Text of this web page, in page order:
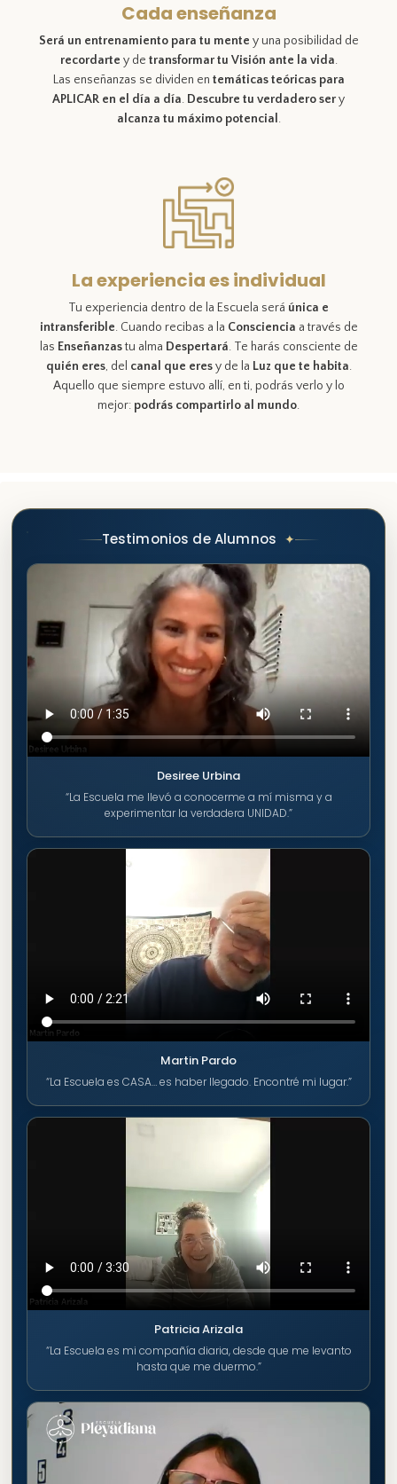
Cada enseñanza
Será un entrenamiento para tu mente y una posibilidad de
recordarte y de transformar tu Visión ante la vida.
Las enseñanzas se dividen en temáticas teóricas para
APLICAR en el día a día. Descubre tu verdadero sery
alcanza tu máximo potencial .
La experiencia es individual
Tu experiencia dentro de la Escuela será única e
intransferible. Cuando recibas a la Consciencia a través de
las Enseñanzastu alma Despertará. Te harás consciente de
quién eres, del canal que eresy de la Luz que te habita.
Aquello que siempre estuvo allí, en ti, podrás verlo y lo
mejor: podrás compartirlo al mundo.
Testimonios de Alumnos ✦
Desiree Urbina
“La Escuela me llevó a conocerme a mí misma y a
experimentar la verdadera UNIDAD.”
Martin Pardo
“La Escuela es CASA… es haber llegado. Encontré mi lugar.”
Patricia Arizala
“La Escuela es mi compañía diaria, desde que me levanto
hasta que me duermo.”